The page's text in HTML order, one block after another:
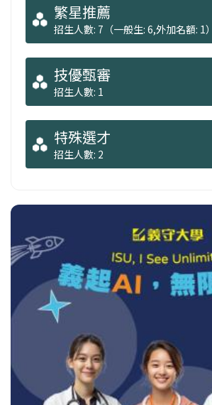
繁星推薦
招生人數: 7（一般生: 6,外加名額: 1）
技優甄審
招生人數: 1
特殊選才
招生人數: 2